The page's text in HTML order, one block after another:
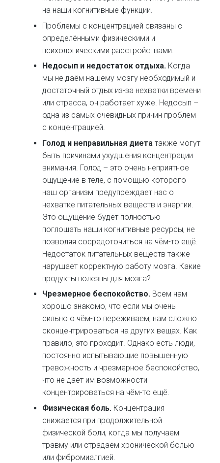
на наши когнитивные функции.
Проблемы с концентрацией связаны с
определёнными физическими и
психологическими расстройствами.
Недосып и недостаток отдыха. Когда
мы не даём нашему мозгу необходимый и
достаточный отдых из-за нехватки времени
или стресса, он работает хуже. Недосып –
одна из самых очевидных причин проблем
с концентрацией.
Голод и неправильная диета также могут
быть причинами ухудшения концентрации
внимания. Голод – это очень неприятное
ощущение в теле, с помощью которого
наш организм предупреждает нас о
нехватке питательных веществ и энергии.
Это ощущение будет полностью
поглощать наши когнитивные ресурсы, не
позволяя сосредоточиться на чём-то ещё.
Недостаток питательных веществ также
нарушает корректную работу мозга. Какие
продукты полезны для мозга?
Чрезмерное беспокойство. Всем нам
хорошо знакомо, что если мы очень
сильно о чём-то переживаем, нам сложно
сконцентрироваться на других вещах. Как
правило, это проходит. Однако есть люди,
постоянно испытывающие повышенную
тревожность и чрезмерное беспокойство,
что не даёт им возможности
концентрироваться на чём-то ещё.
Физическая боль. Концентрация
снижается при продолжительной
физической боли, когда мы получаем
травму или страдаем хронической болью
или фибромиалгией.